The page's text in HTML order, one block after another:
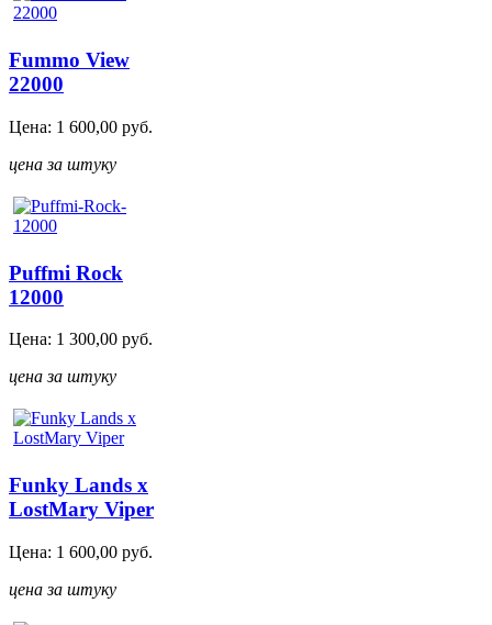
Fummo View
22000
Цена: 1 600,00 руб.
цена за штуку
Puffmi Rock
12000
Цена: 1 300,00 руб.
цена за штуку
Funky Lands x
LostMary Viper
Цена: 1 600,00 руб.
цена за штуку